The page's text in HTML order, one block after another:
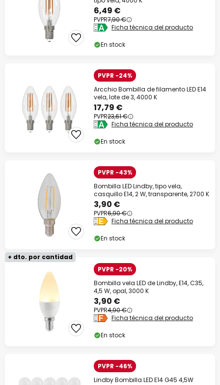
6,49 €
PVPR7,90 €
Ficha técnica del producto
En stock
PVPR -24%
Arcchio Bombilla de filamento LED E14
vela, lote de 3, 4000 K
17,79 €
PVPR23,61 €
Ficha técnica del producto
En stock
PVPR -43%
Bombilla LED Lindby, tipo vela,
casquillo E14, 2 W, transparente, 2700 K
3,90 €
PVPR6,90 €
Ficha técnica del producto
En stock
+ dto. por cantidad
PVPR -20%
Bombilla vela LED de Lindby, E14, C35,
4,5 W, opal, 3000 K
3,90 €
PVPR4,90 €
Ficha técnica del producto
En stock
PVPR -46%
Lindby Bombilla LED E14 G45 4,5W